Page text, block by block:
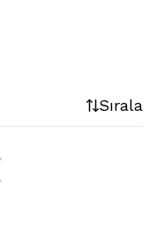
Sırala